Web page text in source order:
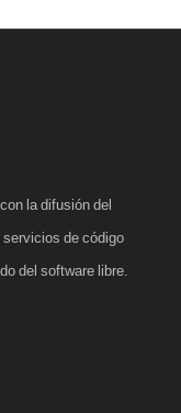
la difusión del
de código
del software libre.